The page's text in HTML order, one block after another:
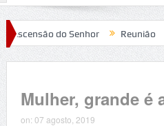
do Senhor Reunião
Mulher, grande é
on: 07 agosto, 2019